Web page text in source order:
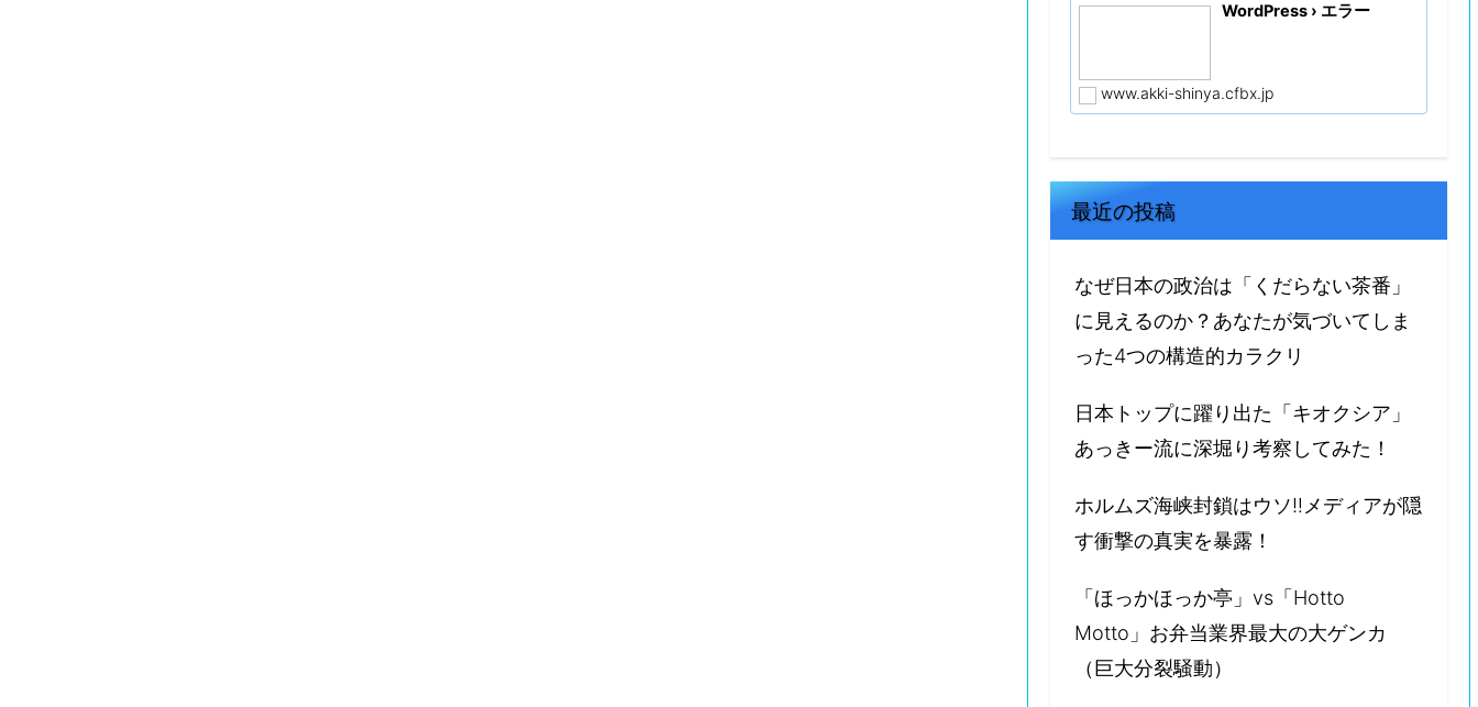
WordPress › エラー
www.akki-shinya.cfbx.jp
最近の投稿
なぜ日本の政治は「くだらない茶番」
に見えるのか？あなたが気づいてしま
った4つの構造的カラクリ
日本トップに躍り出た「キオクシア」
あっきー流に深堀り考察してみた！
ホルムズ海峡封鎖はウソ‼️メディアが隠
す衝撃の真実を暴露！
「ほっかほっか亭」vs「Hotto
Motto」お弁当業界最大の大ゲンカ
（巨大分裂騒動）